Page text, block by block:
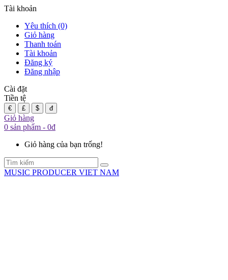
Tài khoản
Yêu thích (0)
Giỏ hàng
Thanh toán
Tài khoản
Đăng ký
Đăng nhập
Cài đặt
Tiền tệ
€ £ $ đ
Giỏ hàng
0 sản phẩm - 0đ
Giỏ hàng của bạn trống!
MUSIC PRODUCER VIET NAM